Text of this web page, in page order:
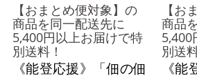
【おまとめ便対象】の
商品を同一配送先に
5,400円以上お届けで特
別送料！
《能登応援》「佃の佃
【お
商品
5,400
別送
《